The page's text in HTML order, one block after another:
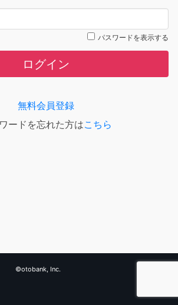
パスワードを表示する
ログイン
無料会員登録
ードを忘れた方はこちら
©otobank, Inc.